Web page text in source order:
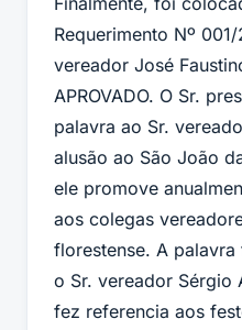
Requerimento Nº
vereador José
APROVADO. O Sr.
palavra ao Sr.
alusão ao São João
ele promove
aos colegas
florestense. A
o Sr. vereador Sérgio
fez referencia aos